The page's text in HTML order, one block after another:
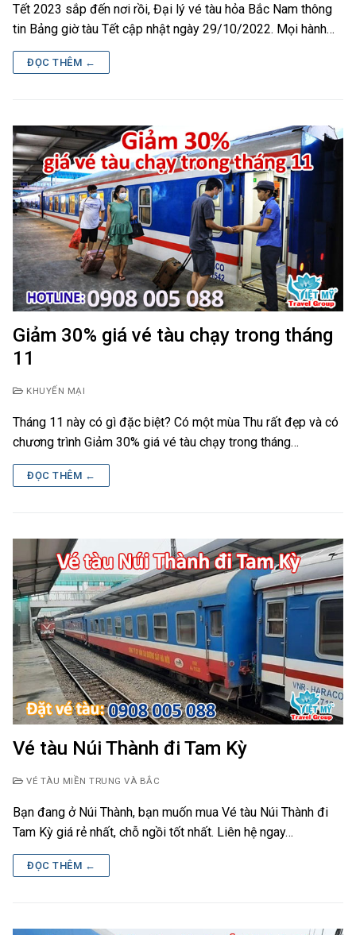
Tết 2023 sắp đến nơi rồi, Đại lý vé tàu hỏa Bắc Nam thông
tin Bảng giờ tàu Tết cập nhật ngày 29/10/2022. Mọi hành…
ĐỌC THÊM ←
Giảm 30% giá vé tàu chạy trong tháng
11
KHUYẾN MẠI
Tháng 11 này có gì đặc biệt? Có một mùa Thu rất đẹp và có
chương trình Giảm 30% giá vé tàu chạy trong tháng…
ĐỌC THÊM ←
Vé tàu Núi Thành đi Tam Kỳ
VÉ TÀU MIỀN TRUNG VÀ BẮC
Bạn đang ở Núi Thành, bạn muốn mua Vé tàu Núi Thành đi
Tam Kỳ giá rẻ nhất, chỗ ngồi tốt nhất. Liên hệ ngay…
ĐỌC THÊM ←